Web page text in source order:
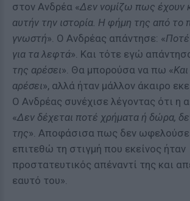
στον Ανδρέα «Δεν νομίζω πως έχουν
αυτήν την ιστορία. Η φήμη της από το
γνωστή». Ο Ανδρέας απάντησε: «
για τα λεφτά». Και τότε εγώ
της αρέσει». Θα μπορούσα να πω «
αρέσει», αλλά ήταν μάλλον άκαιρο
Ο Ανδρέας συνέχισε λέγοντας ότι η
«Δεν δέχεται ποτέ χρήματα ή δώρα,
της». Αποφάσισα πως δεν ωφελούσε
επιτεθώ τη στιγμή που εκείνος ήταν
προστατευτικός απέναντί της και
εαυτό του».